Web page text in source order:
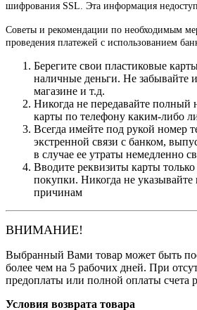
шифрования SSL. Эта информация
Советы и рекомендации по необходимым
проведения платежей с использованием
Берегите свои пластиковые
наличные деньги. Не забывайте
магазине и т.д.
Никогда не передавайте полный
карты по телефону каким-либо
Всегда имейте под рукой номер
экстренной связи с банком,
в случае ее утраты немедленно
Вводите реквизиты карты
покупки. Никогда не
причинам
ВНИМАНИЕ!
Выбранный Вами товар может быть
более чем на 5 рабочих дней. При
предоплаты или полной оплаты счета
Условия возврата товара